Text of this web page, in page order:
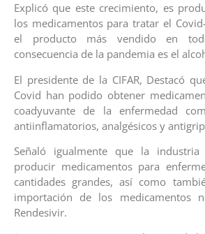
Explicó que este crecimiento, es
los medicamentos para tratar el
el producto más vendido en
consecuencia de la pandemia es el
El presidente de la CIFAR, Destacó
Covid han podido obtener
coadyuvante de la enfermedad
antiinflamatorios, analgésicos y
Señaló igualmente que la
producir medicamentos para
cantidades grandes, así como
importación de los medicamentos
Rendesivir.